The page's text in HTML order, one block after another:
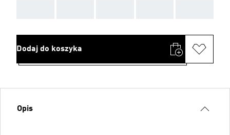
Dodaj do koszyka
Opis